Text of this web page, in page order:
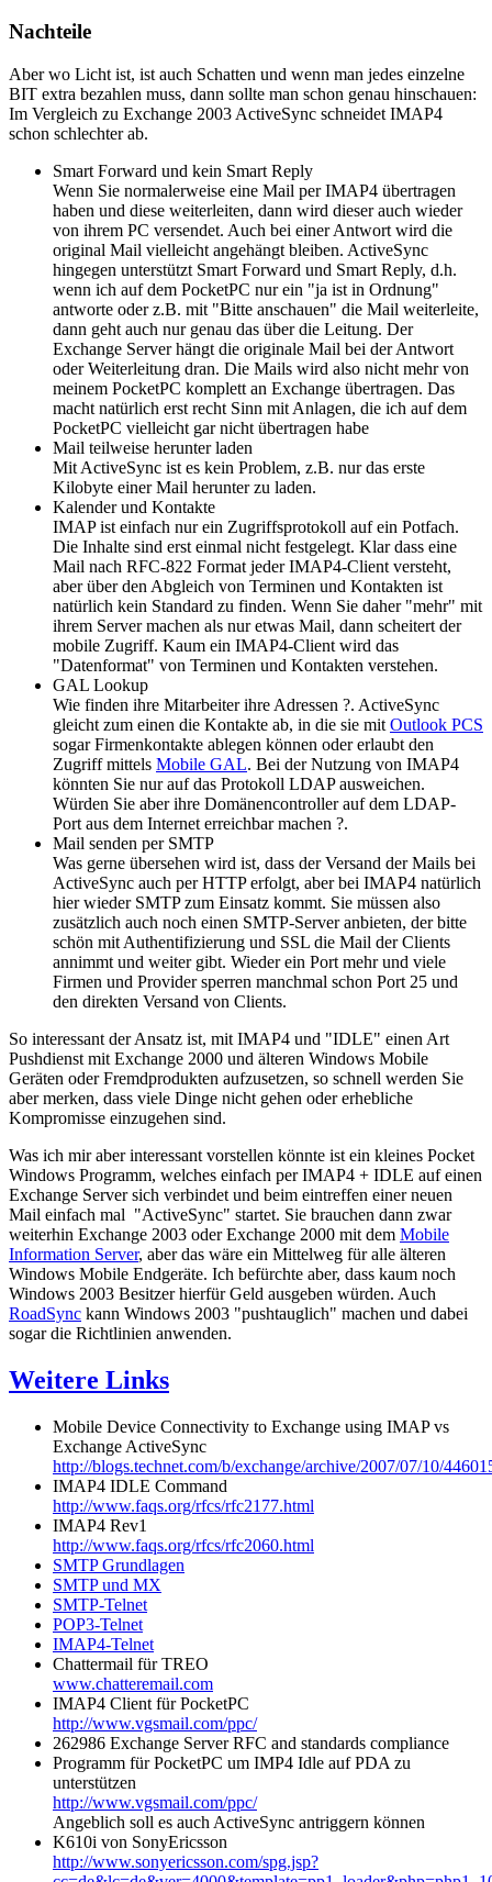
Nachteile
Aber wo Licht ist, ist auch Schatten und wenn man jedes einzelne
BIT extra bezahlen muss, dann sollte man schon genau hinschauen:
Im Vergleich zu Exchange 2003 ActiveSync schneidet IMAP4
schon schlechter ab.
Smart Forward und kein Smart Reply
Wenn Sie normalerweise eine Mail per IMAP4 übertragen
haben und diese weiterleiten, dann wird dieser auch wieder
von ihrem PC versendet. Auch bei einer Antwort wird die
original Mail vielleicht angehängt bleiben. ActiveSync
hingegen unterstützt Smart Forward und Smart Reply, d.h.
wenn ich auf dem PocketPC nur ein "ja ist in Ordnung"
antworte oder z.B. mit "Bitte anschauen" die Mail weiterleite,
dann geht auch nur genau das über die Leitung. Der
Exchange Server hängt die originale Mail bei der Antwort
oder Weiterleitung dran. Die Mails wird also nicht mehr von
meinem PocketPC komplett an Exchange übertragen. Das
macht natürlich erst recht Sinn mit Anlagen, die ich auf dem
PocketPC vielleicht gar nicht übertragen habe
Mail teilweise herunter laden
Mit ActiveSync ist es kein Problem, z.B. nur das erste
Kilobyte einer Mail herunter zu laden.
Kalender und Kontakte
IMAP ist einfach nur ein Zugriffsprotokoll auf ein Potfach.
Die Inhalte sind erst einmal nicht festgelegt. Klar dass eine
Mail nach RFC-822 Format jeder IMAP4-Client versteht,
aber über den Abgleich von Terminen und Kontakten ist
natürlich kein Standard zu finden. Wenn Sie daher "mehr" mit
ihrem Server machen als nur etwas Mail, dann scheitert der
mobile Zugriff. Kaum ein IMAP4-Client wird das
"Datenformat" von Terminen und Kontakten verstehen.
GAL Lookup
Wie finden ihre Mitarbeiter ihre Adressen ?. ActiveSync
gleicht zum einen die Kontakte ab, in die sie mit Outlook PCS
sogar Firmenkontakte ablegen können oder erlaubt den
Zugriff mittels Mobile GAL. Bei der Nutzung von IMAP4
könnten Sie nur auf das Protokoll LDAP ausweichen.
Würden Sie aber ihre Domänencontroller auf dem LDAP-
Port aus dem Internet erreichbar machen ?.
Mail senden per SMTP
Was gerne übersehen wird ist, dass der Versand der Mails bei
ActiveSync auch per HTTP erfolgt, aber bei IMAP4 natürlich
hier wieder SMTP zum Einsatz kommt. Sie müssen also
zusätzlich auch noch einen SMTP-Server anbieten, der bitte
schön mit Authentifizierung und SSL die Mail der Clients
annimmt und weiter gibt. Wieder ein Port mehr und viele
Firmen und Provider sperren manchmal schon Port 25 und
den direkten Versand von Clients.
So interessant der Ansatz ist, mit IMAP4 und "IDLE" einen Art
Pushdienst mit Exchange 2000 und älteren Windows Mobile
Geräten oder Fremdprodukten aufzusetzen, so schnell werden Sie
aber merken, dass viele Dinge nicht gehen oder erhebliche
Kompromisse einzugehen sind.
Was ich mir aber interessant vorstellen könnte ist ein kleines Pocket
Windows Programm, welches einfach per IMAP4 + IDLE auf einen
Exchange Server sich verbindet und beim eintreffen einer neuen
Mail einfach mal "ActiveSync" startet. Sie brauchen dann zwar
weiterhin Exchange 2003 oder Exchange 2000 mit dem Mobile
Information Server, aber das wäre ein Mittelweg für alle älteren
Windows Mobile Endgeräte. Ich befürchte aber, dass kaum noch
Windows 2003 Besitzer hierfür Geld ausgeben würden. Auch
RoadSync kann Windows 2003 "pushtauglich" machen und dabei
sogar die Richtlinien anwenden.
Weitere Links
Mobile Device Connectivity to Exchange using IMAP vs
Exchange ActiveSync
http://blogs.technet.com/b/exchange/archive/2007/07/10/
IMAP4 IDLE Command
http://www.faqs.org/rfcs/rfc2177.html
IMAP4 Rev1
http://www.faqs.org/rfcs/rfc2060.html
SMTP Grundlagen
SMTP und MX
SMTP-Telnet
POP3-Telnet
IMAP4-Telnet
Chattermail für TREO
www.chatteremail.com
IMAP4 Client für PocketPC
http://www.vgsmail.com/ppc/
262986 Exchange Server RFC and standards compliance
Programm für PocketPC um IMP4 Idle auf PDA zu
unterstützen
http://www.vgsmail.com/ppc/
Angeblich soll es auch ActiveSync antriggern können
K610i von SonyEricsson
http://www.sonyericsson.com/spg.jsp?